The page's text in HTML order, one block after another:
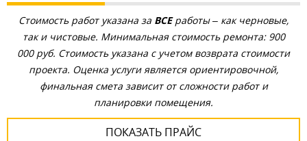
Стоимость работ указана за ВСЕработы – как черновые,
так и чистовые. Минимальная стоимость ремонта: 900
000 руб. Стоимость указана с учетом возврата стоимости
проекта. Оценка услуги является ориентировочной,
финальная смета зависит от сложности работ и
планировки помещения.
ПОКАЗАТЬ ПРАЙС